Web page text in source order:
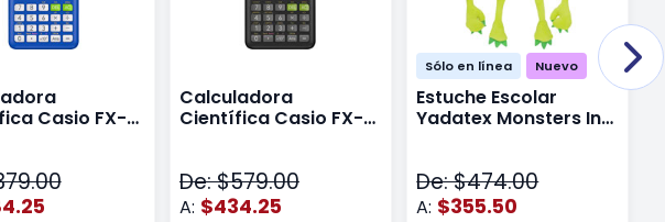
Casio FX-
Calculadora
Científica Casio FX-
De: $579.00
A: $434.25
Sólo en línea Nuevo
Estuche Escolar
Yadatex Monsters Inc
De: $474.00
A: $355.50